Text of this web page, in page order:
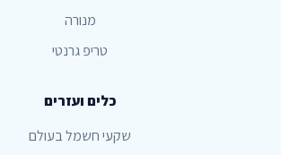
מנורה
טריפ גרנטי
כלים ועזרים
שקעי חשמל בעולם